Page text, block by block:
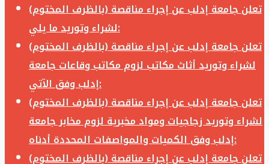
تعلن جامعة إدلب عن إجراء مناقصة (بالظرف المختوم)
لشراء وتوريد ما يلي:
تعلن جامعة إدلب عن إجراء مناقصة (بالظرف المختوم)
لشراء وتوريد أثاث مكاتب لزوم مكاتب وقاعات جامعة
إدلب وفق الآتي:
تعلن جامعة إدلب عن إجراء مناقصة (بالظرف المختوم)
لشراء وتوريد زجاجيات ومواد مخبرية لزوم مخابر جامعة
إدلب وفق الكميات والمواصفات المحددة أدناه:
تعلن جامعة إدلب عن إجراء مناقصة (بالظرف المختوم)